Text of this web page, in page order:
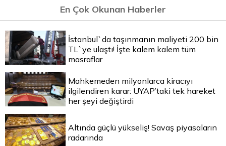
En Çok Okunan Haberler
İstanbul`da taşınmanın maliyeti 200 bin
TL`ye ulaştı! İşte kalem kalem tüm
masraflar
Mahkemeden milyonlarca kiracıyı
ilgilendiren karar: UYAP’taki tek hareket
her şeyi değiştirdi
Altında güçlü yükseliş! Savaş piyasaların
radarında